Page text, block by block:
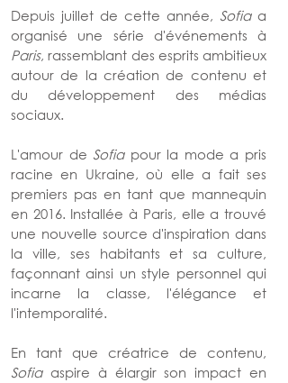
Depuis juillet de cette année, Sofia a
Paris, rassemblant des esprits ambitieux
autour de la création de contenu et
du développement des médias
sociaux.
L'amour de Sofia pour la mode a pris
racine en Ukraine, où elle a fait ses
premiers pas en tant que mannequin
en 2016. Installée à Paris, elle a trouvé
une nouvelle source d'inspiration dans
la ville, ses habitants et sa culture,
façonnant ainsi un style personnel qui
incarne la classe, l'élégance et
l'intemporalité.
Sofia aspire à élargir son impact en